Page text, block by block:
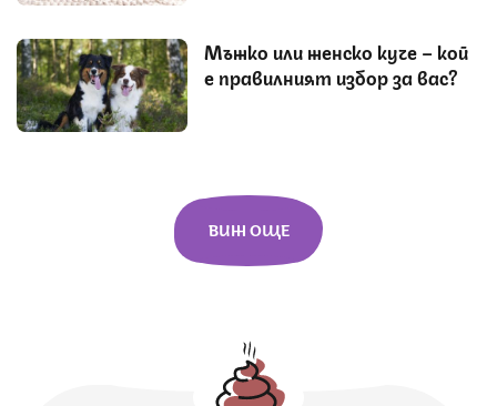
Мъжко или женско куче – кой
е правилният избор за вас?
ВИЖ ОЩЕ